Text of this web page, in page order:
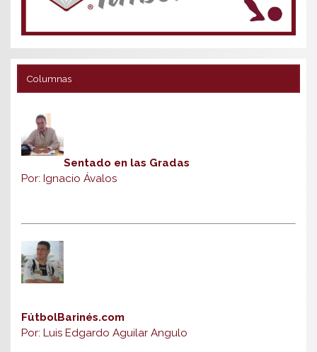
Columnas
Sentado en las Gradas
Por: Ignacio Ávalos
FútbolBarinés.com
Por: Luis Edgardo Aguilar Angulo